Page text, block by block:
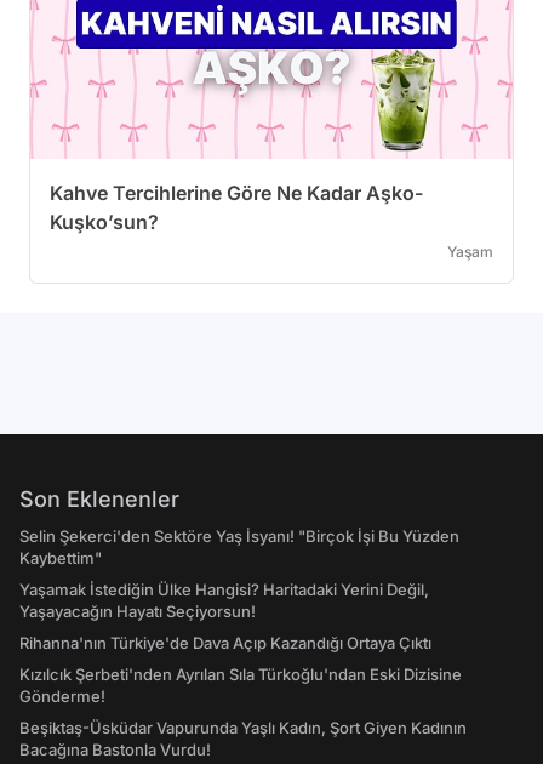
Kahve Tercihlerine Göre Ne Kadar Aşko-
Kuşko’sun?
Yaşam
Son Eklenenler
Selin Şekerci'den Sektöre Yaş İsyanı! "Birçok İşi Bu Yüzden
Kaybettim"
Yaşamak İstediğin Ülke Hangisi? Haritadaki Yerini Değil,
Yaşayacağın Hayatı Seçiyorsun!
Rihanna'nın Türkiye'de Dava Açıp Kazandığı Ortaya Çıktı
Kızılcık Şerbeti'nden Ayrılan Sıla Türkoğlu'ndan Eski Dizisine
Gönderme!
Beşiktaş-Üsküdar Vapurunda Yaşlı Kadın, Şort Giyen Kadının
Bacağına Bastonla Vurdu!